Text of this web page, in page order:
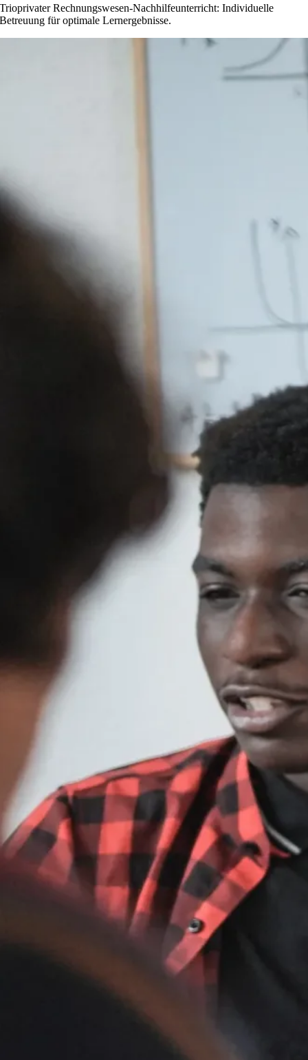
Trioprivater Rechnungswesen-Nachhilfeunterricht: Individuelle
Betreuung für optimale Lernergebnisse.